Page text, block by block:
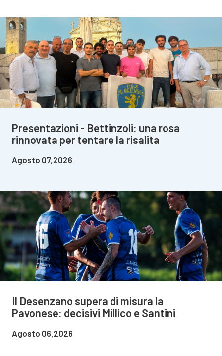
Presentazioni - Bettinzoli: una rosa
rinnovata per tentare la risalita
Agosto 07,2026
Il Desenzano supera di misura la
Pavonese: decisivi Millico e Santini
Agosto 06,2026